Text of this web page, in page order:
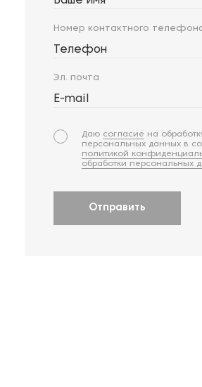
Номер контактного
Телефон
Эл. почта
E-mail
Даю согласие на
персональных данных в
политикой
обработки персональных
Отправить